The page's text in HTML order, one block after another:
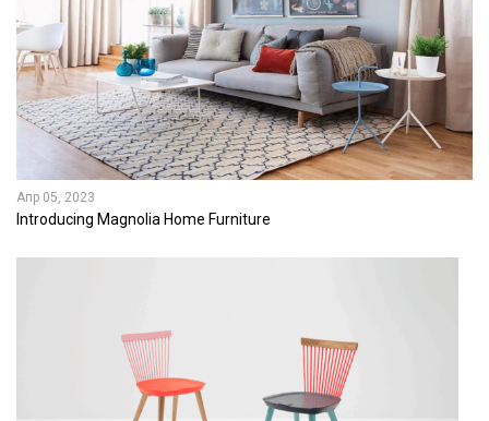
Апр 05, 2023
Introducing Magnolia Home Furniture